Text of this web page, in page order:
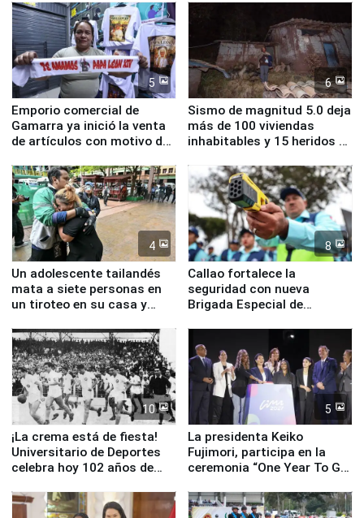
educación, salud y empleo
5
Emporio comercial de
Gamarra ya inició la venta
de artículos con motivo de
6
Sismo de magnitud 5.0 deja
más de 100 viviendas
inhabitables y 15 heridos en
4
Un adolescente tailandés
mata a siete personas en
un tiroteo en su casa y
8
Callao fortalece la
seguridad con nueva
Brigada Especial de
equipamiento para
Serenazgo
10
¡La crema está de fiesta!
Universitario de Deportes
celebra hoy 102 años de
5
La presidenta Keiko
Fujimori, participa en la
ceremonia “One Year To Go